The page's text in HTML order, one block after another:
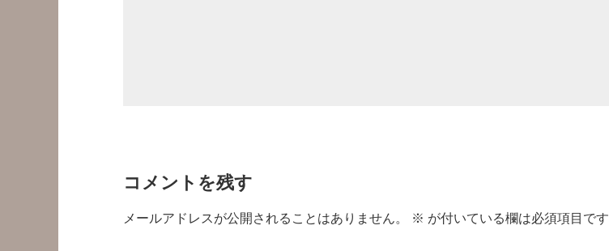
コメントを残す
メールアドレスが公開されることはありません。 ※ が付いている欄は必須項目です